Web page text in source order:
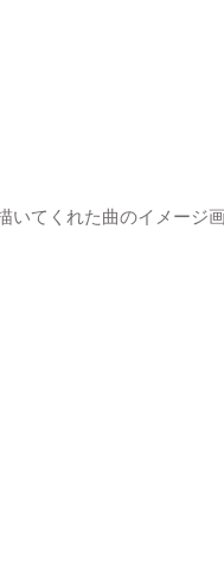
いてくれた曲のイメージ